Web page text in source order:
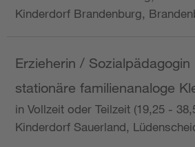
Kinderdorf Brandenburg,
Erzieherin /
stationäre familienanaloge
in Vollzeit oder Teilzeit (19,25 -
Kinderdorf Sauerland,